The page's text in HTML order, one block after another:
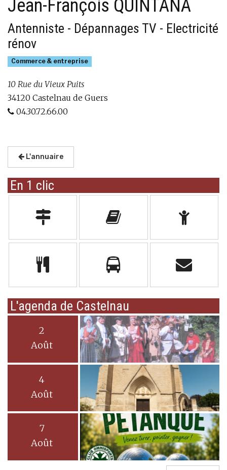
Jean-François QUINTANA
Antenniste - Dépannages TV - Electricité
rénov
Commerce & entreprise
10 Rue du Vieux Puits
34120 Castelnau de Guers
04.30.72.66.00
L'annuaire
En 1 clic
L'agenda de Castelnau
2
Août
4
Août
7
Août